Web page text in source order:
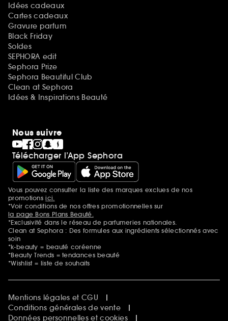
Idées cadeaux
Cartes cadeaux
Gravure parfum
Black Friday
Soldes
SEPHORA edit
Sephora Prize
Sephora Beautiful Club
Clean at Sephora
Idées & Inspirations Beauté
Nous suivre
Télécharger l’App Sephora
Mentions additionnelles
Vous pouvez consulter la liste des marques exclues de nos
promotionsici.
*Voir conditions de nos offres promotionnelles sur
la page Bons Plans Beauté.
*Exclusivité dans le réseau de parfumeries nationales.
Clean at Sephora : Des formules aux ingrédients sélectionnés avec
soin
*k-beauty = beauté coréenne
*Beauty Trends = tendances beauté
*Wishlist = liste de souhaits
Mentions légales et CGU
Conditions générales de vente
Données personnelles et cookies